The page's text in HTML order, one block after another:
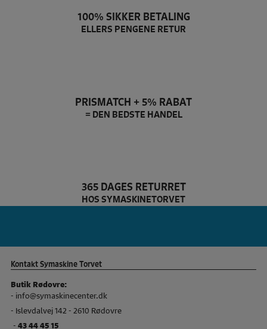
100% SIKKER BETALING
ELLERS PENGENE RETUR
PRISMATCH + 5% RABAT
= DEN BEDSTE HANDEL
365 DAGES RETURRET
HOS SYMASKINETORVET
Kontakt Symaskine Torvet
Butik Rødovre:
- info@symaskinecenter.dk
- Islevdalvej 142 - 2610 Rødovre
- 43 44 45 15